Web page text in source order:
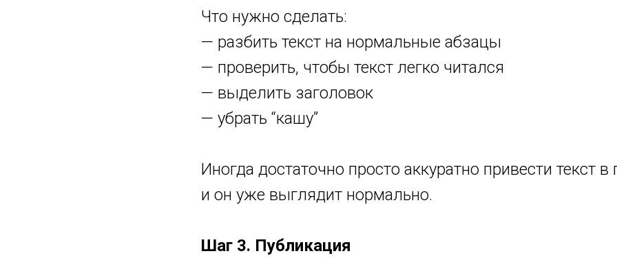
Что нужно сделать:
— разбить текст на нормальные абзацы
— проверить, чтобы текст легко читался
— выделить заголовок
— убрать “кашу”
Иногда достаточно просто аккуратно привести текст
и он уже выглядит нормально.
Шаг 3. Публикация